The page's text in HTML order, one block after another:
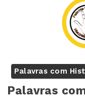
Palavras com
Palavras